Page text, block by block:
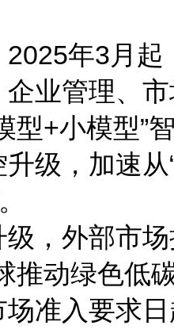
年3月起
业管理、
型+小模型”
级，加速从
级，外部市
推动绿色低
准入要求